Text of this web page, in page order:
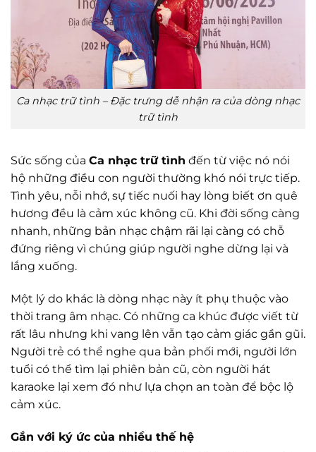
Ca nhạc trữ tình – Đặc trưng dễ nhận ra của dòng nhạc
trữ tình
Sức sống của Ca nhạc trữ tình đến từ việc nó nói
hộ những điều con người thường khó nói trực tiếp.
Tình yêu, nỗi nhớ, sự tiếc nuối hay lòng biết ơn quê
hương đều là cảm xúc không cũ. Khi đời sống càng
nhanh, những bản nhạc chậm rãi lại càng có chỗ
đứng riêng vì chúng giúp người nghe dừng lại và
lắng xuống.
Một lý do khác là dòng nhạc này ít phụ thuộc vào
thời trang âm nhạc. Có những ca khúc được viết từ
rất lâu nhưng khi vang lên vẫn tạo cảm giác gần gũi.
Người trẻ có thể nghe qua bản phối mới, người lớn
tuổi có thể tìm lại phiên bản cũ, còn người hát
karaoke lại xem đó như lựa chọn an toàn để bộc lộ
cảm xúc.
Gắn với ký ức của nhiều thế hệ